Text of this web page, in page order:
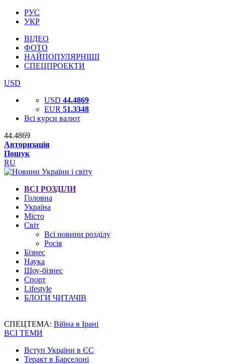
РУС
УКР
ВІДЕО
ФОТО
НАЙПОПУЛЯРНІШІ
СПЕЦПРОЕКТИ
USD
USD 44.4869
EUR 51.3348
Всі курси валют
44.4869
Авторизація
Пошук
RU
ВСІ РОЗДІЛИ
Головна
Україна
Місто
Світ
Всі новини розділу
Росія
Бізнес
Наука
Шоу-бізнес
Спорт
Lifestyle
БЛОГИ ЧИТАЧІВ
СПЕЦТЕМА: Війна в Ірані
ВСІ ТЕМИ
Вступ України в ЄС
Теракт в Барселоні